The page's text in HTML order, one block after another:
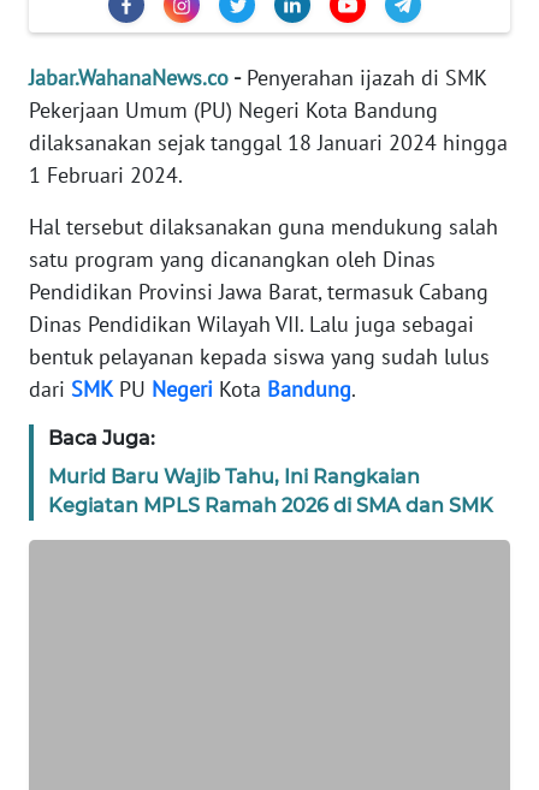
Jabar.WahanaNews.co -Penyerahan ijazah di SMK
Pekerjaan Umum (PU) Negeri Kota Bandung
dilaksanakan sejak tanggal 18 Januari 2024 hingga
1 Februari 2024.
Hal tersebut dilaksanakan guna mendukung salah
satu program yang dicanangkan oleh Dinas
Pendidikan Provinsi Jawa Barat, termasuk Cabang
Dinas Pendidikan Wilayah VII. Lalu juga sebagai
bentuk pelayanan kepada siswa yang sudah lulus
dari SMKPU Negeri Kota Bandung.
Baca Juga:
Murid Baru Wajib Tahu, Ini Rangkaian
Kegiatan MPLS Ramah 2026 di SMA dan SMK
INFO
TENTANG
KAMI
MEDIA
SIBER
REDAKSI
KARIR
DISCLAIMER
Wahana
News